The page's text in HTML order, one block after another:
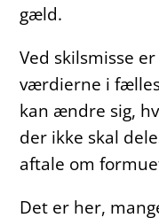
gæld.
Ved skilsmisse
værdierne i
kan ændre sig,
der ikke skal
aftale om
Det er her,